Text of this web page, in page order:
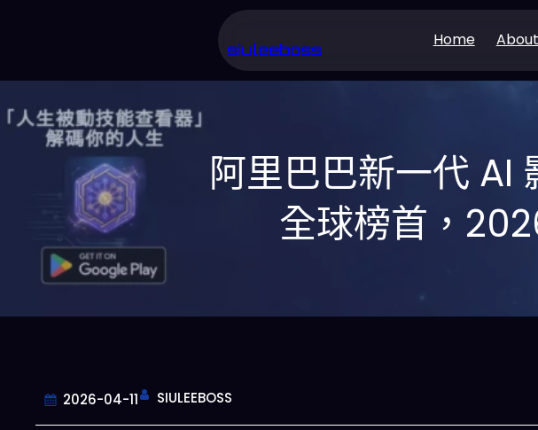
主
要
siuleeboss Home About
阿里巴巴新一代 AI
全球榜首，
2026-04-11 SIULEEBOSS